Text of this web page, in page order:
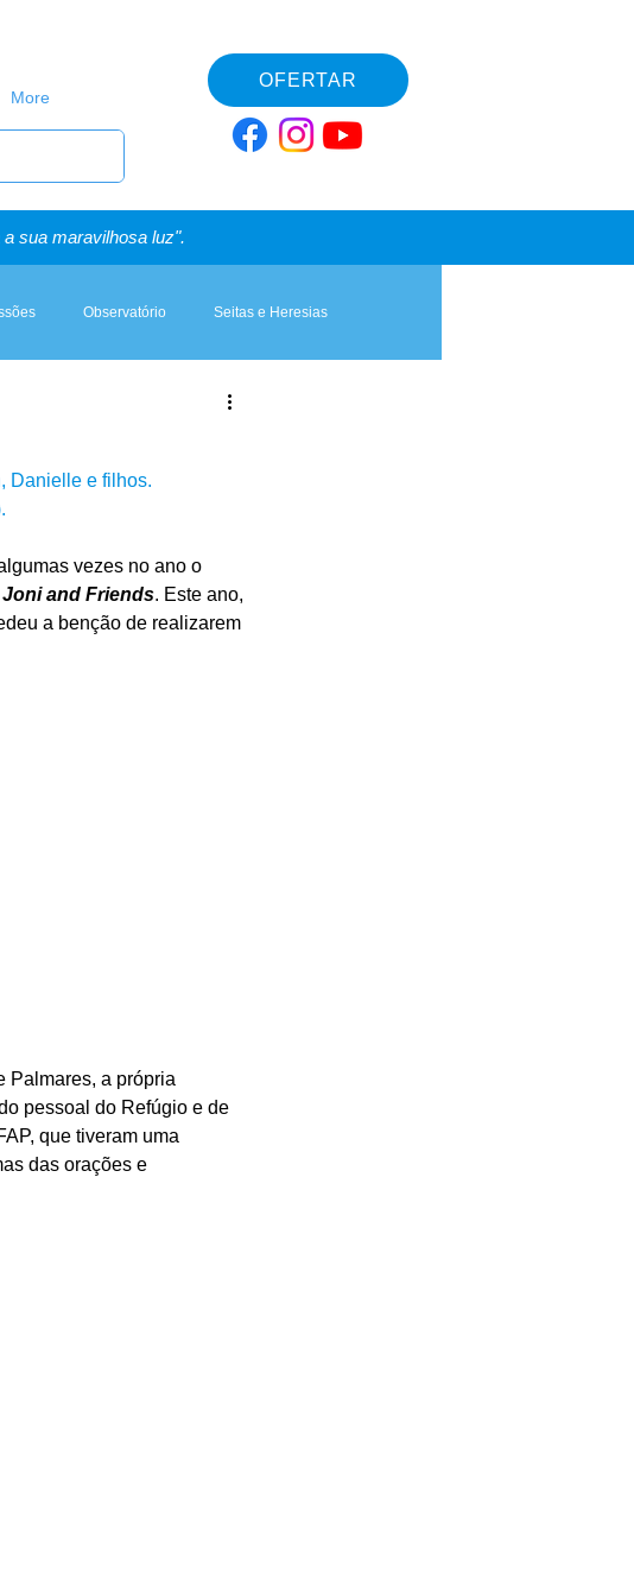
More
OFERTAR
sua maravilhosa luz".
Observatório Seitas e Heresias
Danielle e filhos.
vezes no ano o
Joni and Friends. Este ano,
a benção de realizarem
Palmares, a própria
pessoal do Refúgio e de
que tiveram uma
das orações e